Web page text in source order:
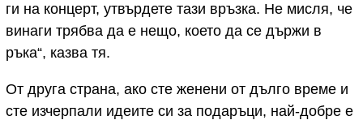
ги на концерт, утвърдете тази връзка. Не мисля, че
винаги трябва да е нещо, което да се държи в
ръка“, казва тя.
От друга страна, ако сте женени от дълго време и
сте изчерпали идеите си за подаръци, най-добре е